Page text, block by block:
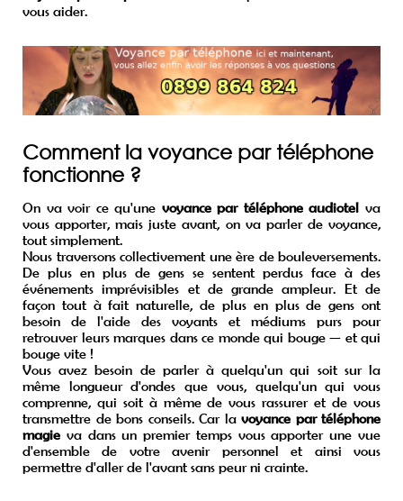
vous aider.
Comment la voyance par téléphone
fonctionne ?
On va voir ce qu'une voyance par téléphone audiotel va
vous apporter, mais juste avant, on va parler de voyance,
tout simplement.
Nous traversons collectivement une ère de bouleversements.
De plus en plus de gens se sentent perdus face à des
événements imprévisibles et de grande ampleur. Et de
façon tout à fait naturelle, de plus en plus de gens ont
besoin de l'aide des voyants et médiums purs pour
retrouver leurs marques dans ce monde qui bouge — et qui
bouge vite !
Vous avez besoin de parler à quelqu'un qui soit sur la
même longueur d'ondes que vous, quelqu'un qui vous
comprenne, qui soit à même de vous rassurer et de vous
transmettre de bons conseils. Car la voyance par téléphone
magie va dans un premier temps vous apporter une vue
d'ensemble de votre avenir personnel et ainsi vous
permettre d'aller de l'avant sans peur ni crainte.